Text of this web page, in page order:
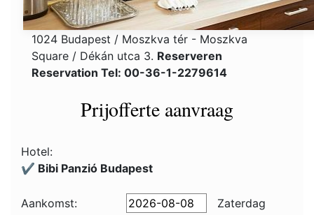
1024 Budapest / Moszkva tér - Moszkva
Square / Dékán utca 3. Reserveren
Reservation Tel: 00-36-1-2279614
Prijofferte aanvraag
Hotel:
✔️ Bibi Panzió Budapest
Aankomst: Zaterdag